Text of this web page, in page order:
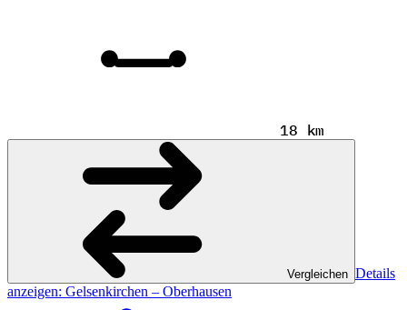
18 km
Vergleichen Details
anzeigen: Gelsenkirchen – Oberhausen